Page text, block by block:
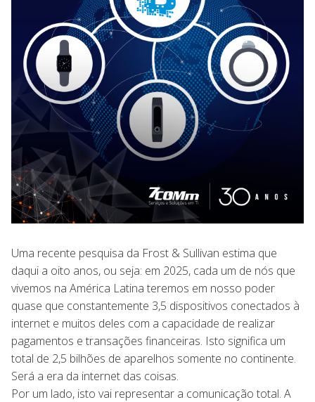
Uma recente pesquisa da Frost & Sullivan estima que
daqui a oito anos, ou seja: em 2025, cada um de nós que
vivemos na América Latina teremos em nosso poder
quase que constantemente 3,5 dispositivos conectados à
internet e muitos deles com a capacidade de realizar
pagamentos e transações financeiras. Isto significa um
total de 2,5 bilhões de aparelhos somente no continente.
Será a era da internet das coisas.
Por um lado, isto vai representar a comunicação total. A